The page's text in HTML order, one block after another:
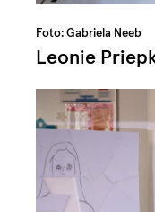
Foto: Gabriela Neeb
Leonie